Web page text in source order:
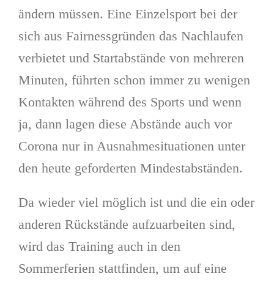
ändern müssen. Eine Einzelsport bei der
sich aus Fairnessgründen das Nachlaufen
verbietet und Startabstände von mehreren
Minuten, führten schon immer zu wenigen
Kontakten während des Sports und wenn
ja, dann lagen diese Abstände auch vor
Corona nur in Ausnahmesituationen unter
den heute geforderten Mindestabständen.
Da wieder viel möglich ist und die ein oder
anderen Rückstände aufzuarbeiten sind,
wird das Training auch in den
Sommerferien stattfinden, um auf eine